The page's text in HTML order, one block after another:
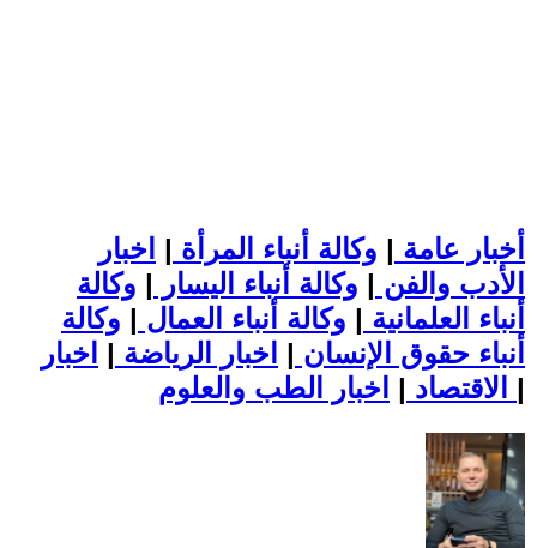
أخبار عامة | وكالة أنباء المرأة | اخبار
الأدب والفن | وكالة أنباء اليسار | وكالة
أنباء العلمانية | وكالة أنباء العمال | وكالة
أنباء حقوق الإنسان | اخبار الرياضة | اخبار
الاقتصاد | |